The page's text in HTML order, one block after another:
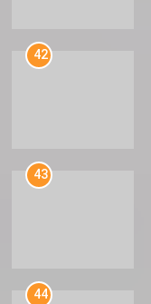
42
43
44